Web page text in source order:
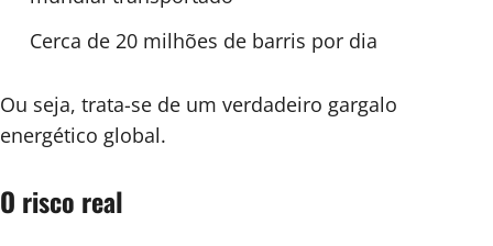
Cerca de 20 milhões de barris por dia
Ou seja, trata-se de um verdadeiro gargalo
energético global.
O risco real